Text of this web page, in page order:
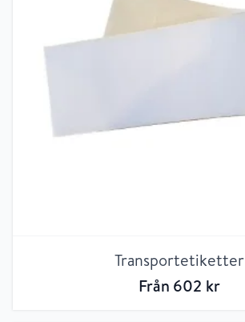
Transportetiketter
Från 602 kr